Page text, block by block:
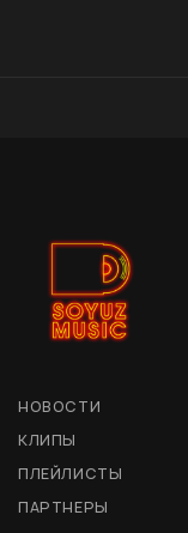
НОВОСТИ
КЛИПЫ
ПЛЕЙЛИСТЫ
ПАРТНЕРЫ